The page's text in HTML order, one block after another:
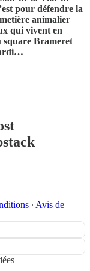
pour défendre la
animalier
qui vivent en
square Brameret
∙ Avis de